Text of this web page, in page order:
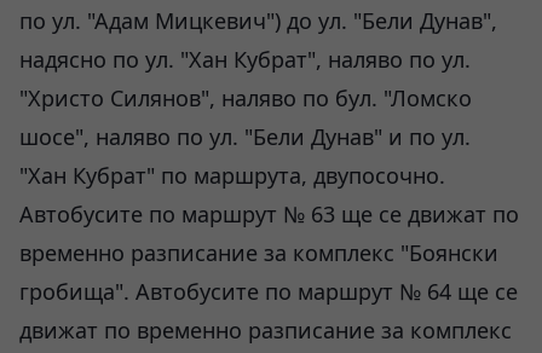
по ул. "Адам Мицкевич") до ул. "Бели Дунав",
надясно по ул. "Хан Кубрат", наляво по ул.
"Христо Силянов", наляво по бул. "Ломско
шосе", наляво по ул. "Бели Дунав" и по ул.
"Хан Кубрат" по маршрута, двупосочно.
Автобусите по маршрут № 63 ще се движат по
временно разписание за комплекс "Боянски
гробища". Автобусите по маршрут № 64 ще се
движат по временно разписание за комплекс